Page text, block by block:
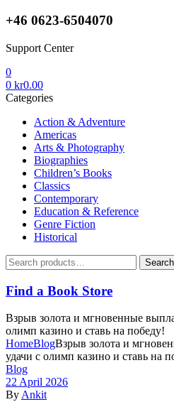
+46 0623-6504070
Support Center
0
0 kr0.00
Categories
Action & Adventure
Americas
Arts & Photography
Biographies
Children’s Books
Classics
Contemporary
Education & Reference
Genre Fiction
Historical
Search
for:
Search
Find a Book Store
Взрыв золота и мгновенные
олимп казино и ставь на победу!
HomeBlogВзрыв золота и
удачи с олимп казино и ставь на
Categories
Blog
22 April 2026
By Ankit